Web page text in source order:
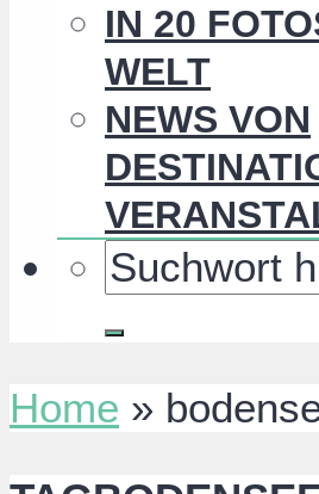
IN 20
WELT
NEWS VON
Home »